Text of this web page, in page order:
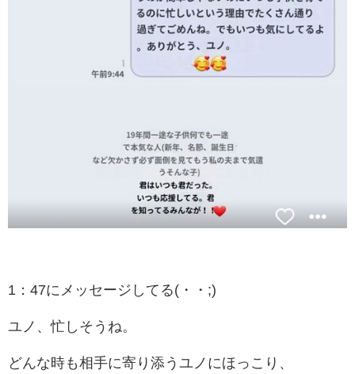
1：47にメッセージしてる(・・;)
ユノ、忙しそうね。
どんな時も相手に寄り添うユノにほっこり、